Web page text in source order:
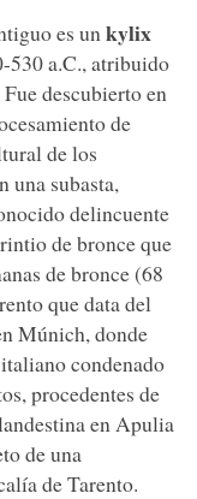
es un kylix
530 a.C., atribuido
descubierto en
de
de los
una subasta,
delincuente
de bronce que
de bronce (68
que data del
Múnich, donde
condenado
procedentes de
en Apulia
de una
de Tarento.